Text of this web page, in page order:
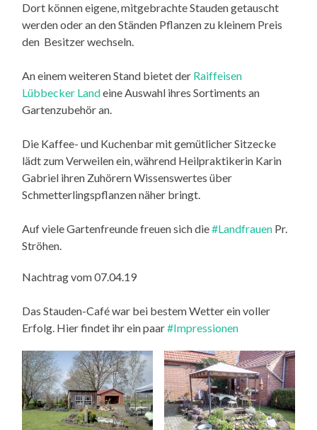
Dort können eigene, mitgebrachte Stauden getauscht
werden oder an den Ständen Pflanzen zu kleinem Preis
den Besitzer wechseln.
An einem weiteren Stand bietet der Raiffeisen
Lübbecker Landeine Auswahl ihres Sortiments an
Gartenzubehör an.
Die Kaffee- und Kuchenbar mit gemütlicher Sitzecke
lädt zum Verweilen ein, während Heilpraktikerin Karin
Gabriel ihren Zuhörern Wissenswertes über
Schmetterlingspflanzen näher bringt.
Auf viele Gartenfreunde freuen sich die#Landfrauen Pr.
Ströhen.
Nachtrag vom 07.04.19
Das Stauden-Café war bei bestem Wetter ein voller
Erfolg. Hier findet ihr ein paar#Impressionen